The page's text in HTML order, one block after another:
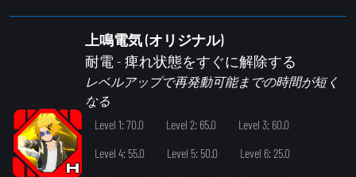
上鳴電気 (オリジナル)
耐電 - 痺れ状態をすぐに解除する
レベルアップで再発動可能までの時間が短く
なる
Level 1: 70.0
Level 2: 65.0
Level 3: 60.0
Level 4: 55.0
Level 5: 50.0
Level 6: 25.0